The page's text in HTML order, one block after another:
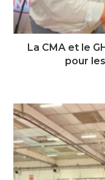
La CMA et le
pour